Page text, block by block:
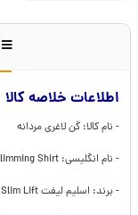
اطلاعات خلاصه کالا
- نام کالا: گن لاغری مردانه
- نام انگلیسی: Men Slimming Shirt
- برند: اسلیم لیفت Slim Lift